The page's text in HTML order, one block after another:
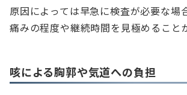
原因によっては早急に検査が必要な場
痛みの程度や継続時間を見極めること
咳による胸郭や気道への負担